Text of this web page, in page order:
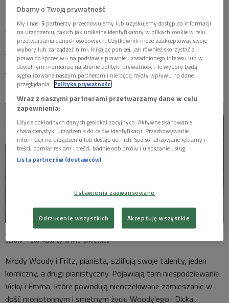
MISTRZOWIE
MATYSIAKOWIE
W JEZIORANACH
ostatnia aktualizacja:
11.02.2016 17:10
Akcja "Woody Love” dzieje się na Brooklynie w
nędznym barze u Dickiego, gdzie spotykają się
wyrzutki społeczne, dziwacy i niespełnieni artyści.
Akcja słuchowiska "Woody love" dzieje się w jednym z brooklińskich
barów Foto: Katarzyna Michałkiewicz
Młody Woody i Fritz, pianista, szlifują swoje talenty, jeden
komiczny, a drugi pianistyczny. Pojawiają tam niespodziewanie
Vicky i Emma, które powodują nieoczekiwane zamieszanie w
dość monotonnym i smętnym życiu Woody'ego i Dicka...
Dbamy o Twoją prywatność
My i nasi5 partnerzy przechowujemy lub uzyskujemy dostęp do informacji
na urządzeniu, takich jak unikalne identyfikatory w plikach cookie w celu
przetwarzania danych osobowych. Użytkownik może zaakceptować swoje
wybory lub zarządzać nimi, klikając poniżej, jak również skorzystać z
prawa do sprzeciwu na podstawie prawnie uzasadnionego interesu lub w
dowolnym momencie na stronie polityki prywatności. Te wybory będą
sygnalizowane naszym partnerom i nie będą miały wpływu na dane
przeglądania. Polityka prywatności
Wraz z naszymi partnerami przetwarzamy dane w celu
zapewnienia:
Użycie dokładnych danych geolokalizacyjnych. Aktywne skanowanie
charakterystyki urządzenia do celów identyfikacji. Przechowywanie
informacji na urządzeniu lub dostęp do nich. Spersonalizowane reklamy i
treści, pomiar reklam i treści, badnie odbiorców i ulepszanie usług.
Lista partnerów (dostawców)
Ustawienia zaawansowane
Odrzucenie wszystkich Akceptuję wszystkie